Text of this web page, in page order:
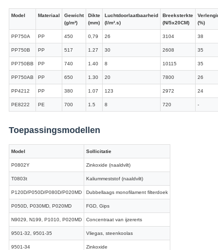
Model Materiaal
Gewicht
(g/m²)
Dikte
(mm)
Luchtdoorlaatbaarheid
(l/m².s)
Breeksterkte
(N/5x20CM)
(%)
PP750A PP 450 0,79 26 3104 38
PP750B PP 517 1.27 30 2608 35
PP750BB PP 740 1.40 8 10115 35
PP750AB PP 650 1.30 20 7800 26
PP4212 PP 380 1.07 123 2972 24
PE8222 PE 700 1.5 8 720 -
Toepassingsmodellen
Model Sollicitatie
P0802Y Zinkoxide (naaldvilt)
T0803t Kaliummeststof (naaldvilt)
P120D/P050D/P080D/P020MD Dubbellaags monofilament filterdoek
P050D, P030MD, P020MD FGD, Gips
N9029, N199, P1010, P020MD Concentraat van ijzererts
9501-32, 9501-35 Vliegas, steenkoolas
9501-34 Zinkoxide